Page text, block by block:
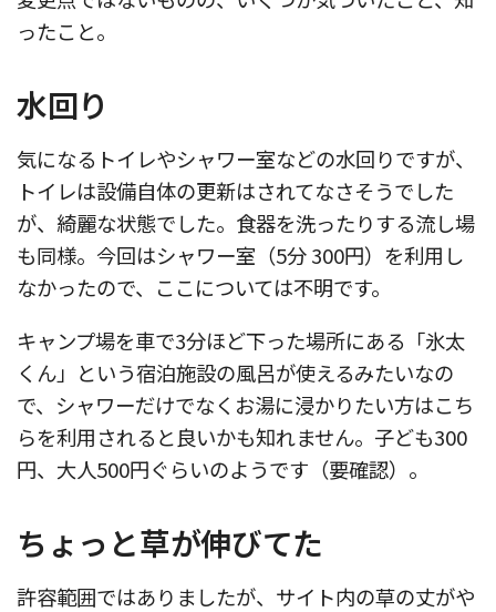
ったこと。
水回り
気になるトイレやシャワー室などの水回りですが、
トイレは設備自体の更新はされてなさそうでした
が、綺麗な状態でした。食器を洗ったりする流し場
も同様。今回はシャワー室（5分 300円）を利用し
なかったので、ここについては不明です。
キャンプ場を車で3分ほど下った場所にある「氷太
くん」という宿泊施設の風呂が使えるみたいなの
で、シャワーだけでなくお湯に浸かりたい方はこち
らを利用されると良いかも知れません。子ども300
円、大人500円ぐらいのようです（要確認）。
ちょっと草が伸びてた
許容範囲ではありましたが、サイト内の草の丈がや